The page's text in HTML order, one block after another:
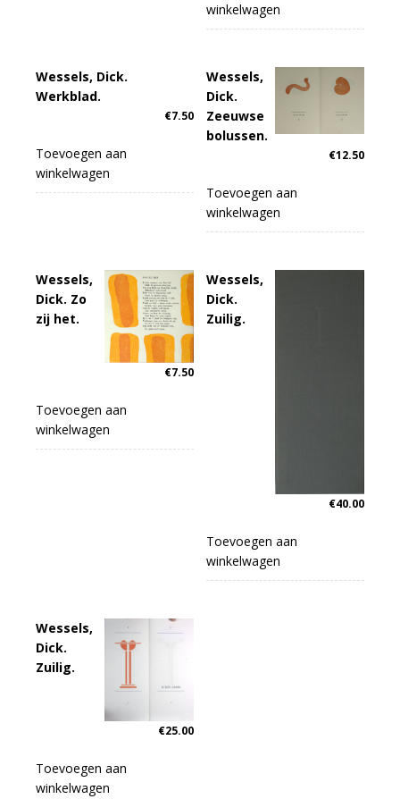
winkelwagen
Wessels, Dick.
Werkblad.
€7.50
Toevoegen aan
winkelwagen
Wessels,
Dick.
Zeeuwse
bolussen.
€12.50
Toevoegen aan
winkelwagen
Wessels,
Dick. Zo
zij het.
€7.50
Toevoegen aan
winkelwagen
Wessels,
Dick.
Zuilig.
€40.00
Toevoegen aan
winkelwagen
Wessels,
Dick.
Zuilig.
€25.00
Toevoegen aan
winkelwagen